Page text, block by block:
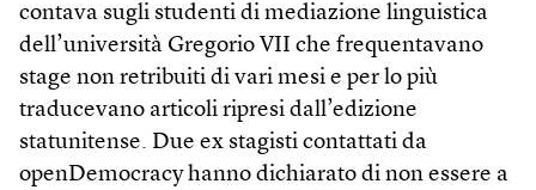
contava sugli studenti di mediazione linguistica
dell’università Gregorio VII che frequentavano
stage non retribuiti di vari mesi e per lo più
traducevano articoli ripresi dall’edizione
statunitense. Due ex stagisti contattati da
openDemocracy hanno dichiarato di non essere a